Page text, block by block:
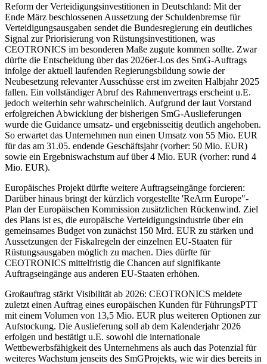
Reform der Verteidigungsinvestitionen in Deutschland: Mit der
Ende März beschlossenen Aussetzung der Schuldenbremse für
Verteidigungsausgaben sendet die Bundesregierung ein deutliches
Signal zur Priorisierung von Rüstungsinvestitionen, was
CEOTRONICS im besonderen Maße zugute kommen sollte. Zwar
dürfte die Entscheidung über das 2026er-Los des SmG-Auftrags
infolge der aktuell laufenden Regierungsbildung sowie der
Neubesetzung relevanter Ausschüsse erst im zweiten Halbjahr 2025
fallen. Ein vollständiger Abruf des Rahmenvertrags erscheint u.E.
jedoch weiterhin sehr wahrscheinlich. Aufgrund der laut Vorstand
erfolgreichen Abwicklung der bisherigen SmG-Auslieferungen
wurde die Guidance umsatz- und ergebnisseitig deutlich angehoben.
So erwartet das Unternehmen nun einen Umsatz von 55 Mio. EUR
für das am 31.05. endende Geschäftsjahr (vorher: 50 Mio. EUR)
sowie ein Ergebniswachstum auf über 4 Mio. EUR (vorher: rund 4
Mio. EUR).
Europäisches Projekt dürfte weitere Auftragseingänge forcieren:
Darüber hinaus bringt der kürzlich vorgestellte 'ReArm Europe"-
Plan der Europäischen Kommission zusätzlichen Rückenwind. Ziel
des Plans ist es, die europäische Verteidigungsindustrie über ein
gemeinsames Budget von zunächst 150 Mrd. EUR zu stärken und
Aussetzungen der Fiskalregeln der einzelnen EU-Staaten für
Rüstungsausgaben möglich zu machen. Dies dürfte für
CEOTRONICS mittelfristig die Chancen auf signifikante
Auftragseingänge aus anderen EU-Staaten erhöhen.
Großauftrag stärkt Visibilität ab 2026: CEOTRONICS meldete
zuletzt einen Auftrag eines europäischen Kunden für FührungsPTT
mit einem Volumen von 13,5 Mio. EUR plus weiteren Optionen zur
Aufstockung. Die Auslieferung soll ab dem Kalenderjahr 2026
erfolgen und bestätigt u.E. sowohl die internationale
Wettbewerbsfähigkeit des Unternehmens als auch das Potenzial für
weiteres Wachstum jenseits des SmGProjekts, wie wir dies bereits in